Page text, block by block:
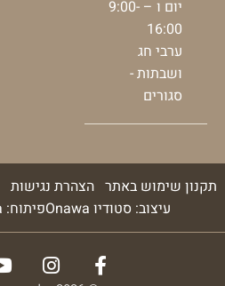
יום ו – 9:00-
16:00
ערבי חג
ושבתות -
סגורים
תקנון שימוש באתר הצהרת נגישות
עיצוב: סטודיו Onawa
פיתוח: Benady New Media